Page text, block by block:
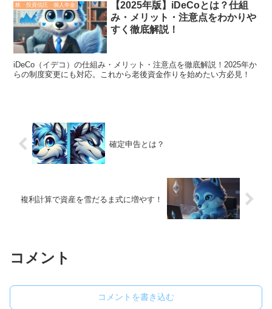
株 投資信託 個人年金
【2025年版】iDeCoとは？仕組
み・メリット・注意点をわかりや
すく徹底解説！
iDeCo（イデコ）の仕組み・メリット・注意点を徹底解説！2025年か
らの制度変更にも対応。これから老後資金作りを始めたい方必見！
確定申告とは？
複利計算で資産を雪だるま式に増やす！
コメント
コメントを書き込む